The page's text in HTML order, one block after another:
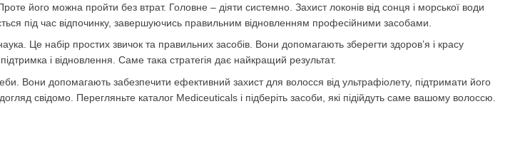
його можна пройти без втрат. Головне – діяти системно. Захист локонів від сонця і морської води
під час відпочинку, завершуючись правильним відновленням професійними засобами.
Це набір простих звичок та правильних засобів. Вони допомагають зберегти здоров’я і красу
і відновлення. Саме така стратегія дає найкращий результат.
Вони допомагають забезпечити ефективний захист для волосся від ультрафіолету, підтримати його
свідомо. Перегляньте каталог Mediceuticals і підберіть засоби, які підійдуть саме вашому волоссю.